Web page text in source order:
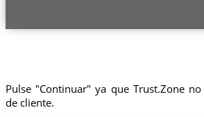
Pulse "Continuar" ya que Trust.Zone
de cliente.